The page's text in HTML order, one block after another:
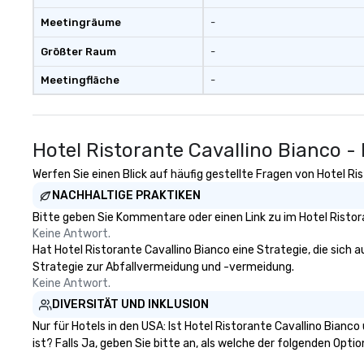
Meetingräume
Größter Raum
Meetingfläche
-
-
-
Hotel Ristorante Cavallino Bianco -
Werfen Sie einen Blick auf häufig gestellte Fragen von Hotel
NACHHALTIGE PRAKTIKEN
Bitte geben Sie Kommentare oder einen Link zu im Hotel
Keine Antwort.
Hat Hotel Ristorante Cavallino Bianco eine Strategie, die sich
Strategie zur Abfallvermeidung und -vermeidung.
Keine Antwort.
DIVERSITÄT UND INKLUSION
Nur für Hotels in den USA: Ist Hotel Ristorante Cavallino
ist? Falls Ja, geben Sie bitte an, als welche der folgenden